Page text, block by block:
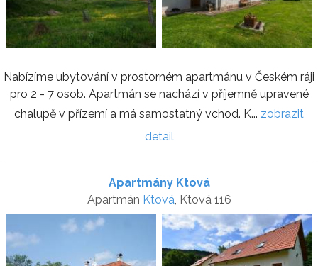
Nabízíme ubytování v prostorném apartmánu v Českém ráji
pro 2 - 7 osob. Apartmán se nachází v příjemně upravené
chalupě v přízemí a má samostatný vchod. K... zobrazit
detail
Apartmány Ktová
Apartmán Ktová , Ktová 116